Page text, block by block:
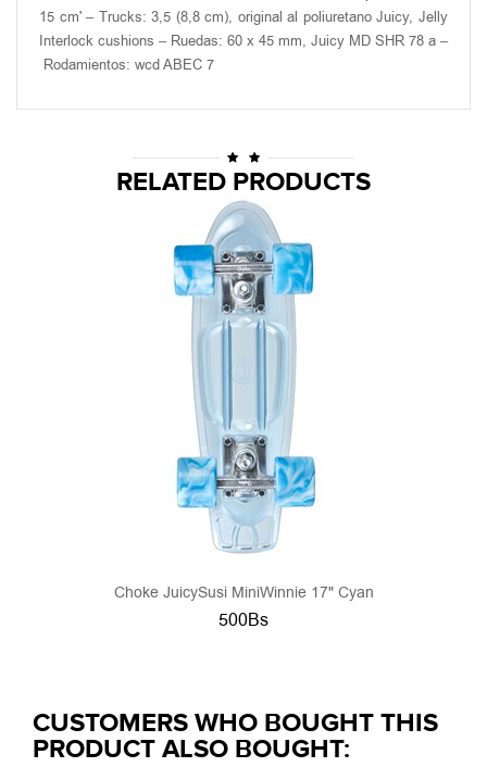
15 cm' – Trucks: 3,5 (8,8 cm), original al poliuretano Juicy, Jelly
Interlock cushions – Ruedas: 60 x 45 mm, Juicy MD SHR 78 a –
Rodamientos: wcd ABEC 7
RELATED PRODUCTS
Choke JuicySusi MiniWinnie 17" Cyan
500Bs
CUSTOMERS WHO BOUGHT THIS
PRODUCT ALSO BOUGHT: